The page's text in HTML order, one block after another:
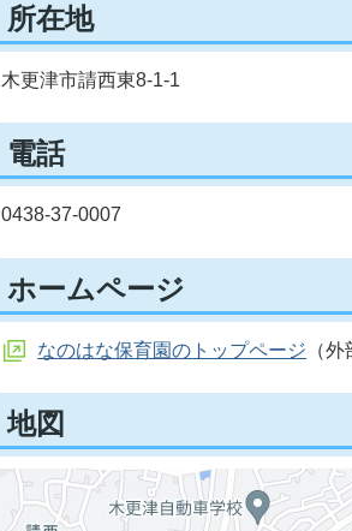
所在地
木更津市請西東8-1-1
電話
0438-37-0007
ホームページ
なのはな保育園のトップページ （
地図